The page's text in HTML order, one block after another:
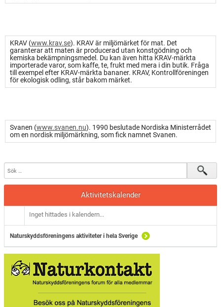
KRAV (www.krav.se). KRAV är miljömärket för mat. Det
garanterar att maten är producerad utan konstgödning och
kemiska bekämpningsmedel. Du kan även hitta KRAV-märkta
importerade varor, som kaffe, te, frukt med mera i din butik. Fråga
till exempel efter KRAV-märkta bananer. KRAV, Kontrollföreningen
för ekologisk odling, står bakom märket.
Svanen (www.svanen.nu). 1990 beslutade Nordiska Ministerrådet
om en nordisk miljömärkning, som fick namnet Svanen.
Aktivitetskalender
Inget hittades i kalendern...
Naturskyddsföreningens aktiviteter i hela Sverige